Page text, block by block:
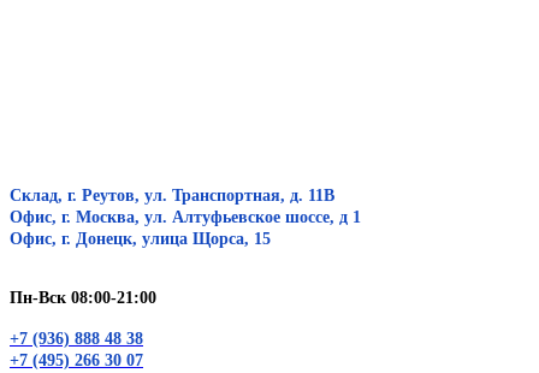
Склад, г. Реутов, ул. Транспортная, д. 11В
Офис, г. Москва, ул. Алтуфьевское шоссе, д 1
Офис, г. Донецк, улица Щорса, 15
Пн-Вск 08:00-21:00
+7 (936) 888 48 38
+7 (495) 266 30 07